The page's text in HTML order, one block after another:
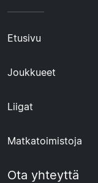
Etusivu
Joukkueet
Liigat
Matkatoimistoja
Ota yhteyttä